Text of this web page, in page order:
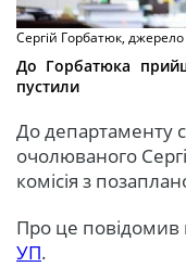
Сергій Горбатюк,
До Горбатюка
пустили
До департаменту
очолюваного
комісія з
Про це
УП.